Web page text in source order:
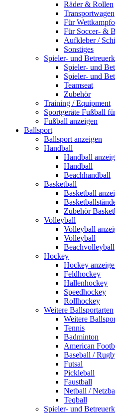
Räder & Rollen
Transportwagen
Für
Für Soccer- &
Aufkleber /
Sonstiges
Spieler- und
Spieler- und
Spieler- und
Teamseat
Zubehör
Training / Equipment
Sportgeräte Fußball
Fußball anzeigen
Ballsport
Ballsport anzeigen
Handball
Handball
Handball
Beachhandball
Basketball
Basketball
Zubehör
Volleyball
Volleyball
Volleyball
Beachvolleyball
Hockey
Hockey
Feldhockey
Hallenhockey
Speedhockey
Rollhockey
Weitere Ballsportarten
Weitere
Tennis
Badminton
American
Baseball /
Futsal
Pickleball
Faustball
Netball /
Teqball
Spieler- und